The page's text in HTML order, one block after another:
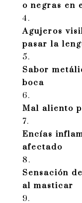
o negras en
Agujeros
pasar la
Sabor
boca
Mal aliento
Encías
afectado
Sensación
al masticar